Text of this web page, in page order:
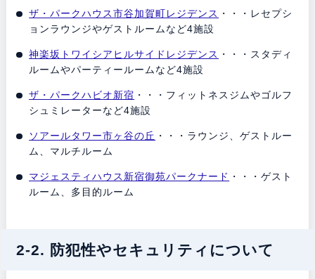
ザ・パークハウス市谷加賀町レジデンス ・・・レセプシ
ョンラウンジやゲストルームなど4施設
神楽坂トワイシアヒルサイドレジデンス ・・・スタディ
ルームやパーティールームなど4施設
ザ・パークハビオ新宿 ・・・フィットネスジムやゴルフ
シュミレーターなど4施設
ソアールタワー市ヶ谷の丘 ・・・ラウンジ、ゲストルー
ム、マルチルーム
マジェスティハウス新宿御苑パークナード ・・・ゲスト
ルーム、多目的ルーム
2-2. 防犯性やセキュリティについて